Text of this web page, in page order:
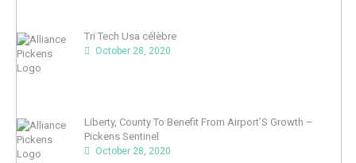
Tri Tech Usa célèbre
October 28, 2020
Liberty, County To Benefit From Airport’S Growth –
Pickens Sentinel
October 28, 2020